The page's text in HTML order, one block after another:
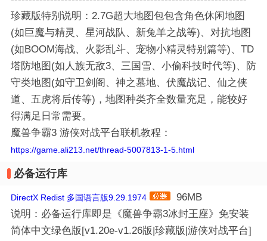
珍藏版特别说明：2.7G超大地图包包含角色休闲地图
(如巨魔与精灵、星河战队、新兔羊之战等)、对抗地图
(如BOOM海战、火影乱斗、宠物小精灵特别篇等)、TD
塔防地图(如人族无敌3、三国雪、小偷科技时代等)、防
守类地图(如守卫剑阁、神之墓地、伏魔战记、仙之侠
道、五虎将后传等)，地图种类齐全数量充足，能较好
得满足日常需要。
魔兽争霸3 游侠对战平台联机教程：
https://game.ali213.net/thread-5007813-1-5.html
必备运行库
DirectX Redist 多国语言版9.29.1974
96MB
说明：必备运行库即是《魔兽争霸3冰封王座》免安装
简体中文绿色版[v1.20e-v1.26版|珍藏版|游侠对战平台]